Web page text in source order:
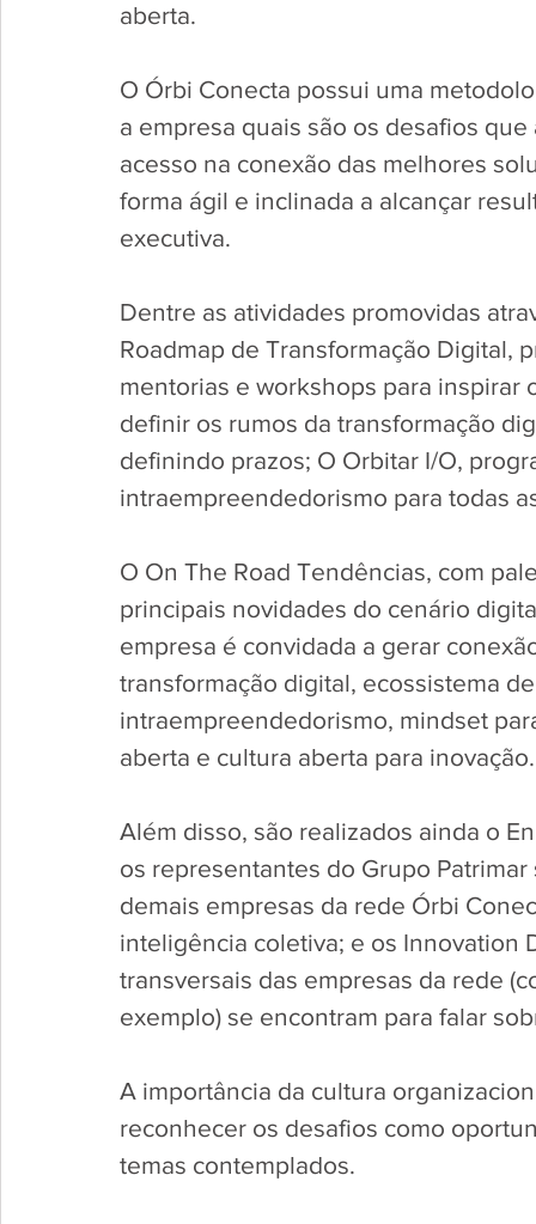
aberta.
O Órbi Conecta possui uma
a empresa quais são os desafios
acesso na conexão das melhores
forma ágil e inclinada a alcançar
executiva.
Dentre as atividades promovidas
Roadmap de Transformação Digital,
mentorias e workshops para
definir os rumos da transformação
definindo prazos; O Orbitar I/O,
intraempreendedorismo para todas
O On The Road Tendências, com
principais novidades do cenário
empresa é convidada a gerar
transformação digital, ecossistema
intraempreendedorismo, mindset
aberta e cultura aberta para
Além disso, são realizados ainda o
os representantes do Grupo
demais empresas da rede Órbi
inteligência coletiva; e os Innovation
transversais das empresas da rede
exemplo) se encontram para falar
A importância da cultura
reconhecer os desafios como
temas contemplados.